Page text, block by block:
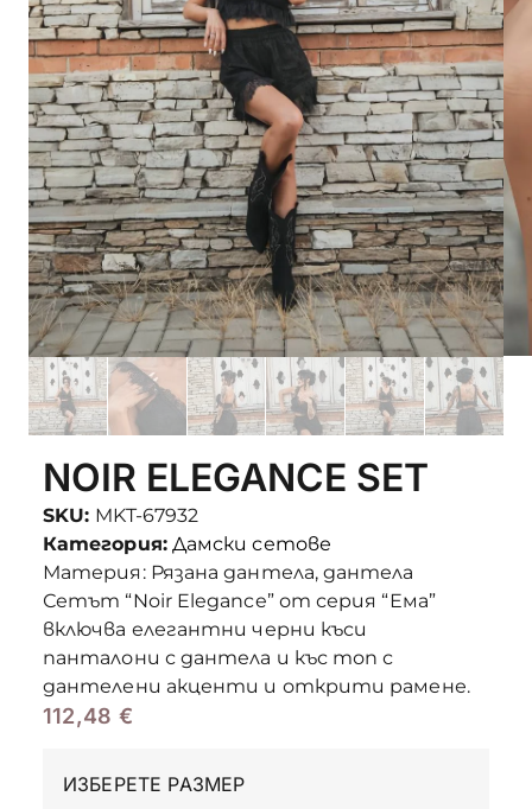
NOIR ELEGANCE SET
SKU: MKT-67932
Категория: Дамски сетове
Материя: Рязана дантела, дантела
Сетът “Noir Elegance” от серия “Ема”
включва елегантни черни къси
панталони с дантела и къс топ с
дантелени акценти и открити рамене.
112,48 €
ИЗБЕРЕТЕ РАЗМЕР